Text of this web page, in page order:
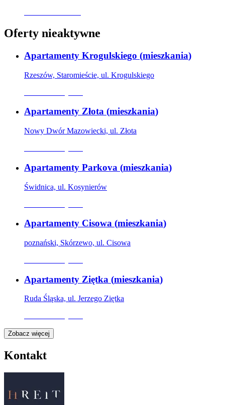
Oferty nieaktywne
Apartamenty Krogulskiego (mieszkania)
Rzeszów, Staromieście, ul. Krogulskiego
Apartamenty Złota (mieszkania)
Nowy Dwór Mazowiecki, ul. Złota
Apartamenty Parkova (mieszkania)
Świdnica, ul. Kosynierów
Apartamenty Cisowa (mieszkania)
poznański, Skórzewo, ul. Cisowa
Apartamenty Ziętka (mieszkania)
Ruda Śląska, ul. Jerzego Ziętka
Zobacz więcej
Kontakt